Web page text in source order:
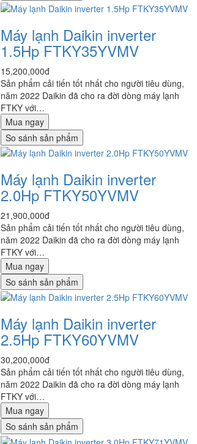
Máy lạnh Daikin inverter
1.5Hp FTKY35YVMV
15,200,000đ
Sản phẩm cải tiến tốt nhất cho người tiêu dùng,
năm 2022 Daikin đã cho ra đời dòng máy lạnh
FTKY với…
Mua ngay
So sánh sản phẩm
Máy lạnh Daikin inverter
2.0Hp FTKY50YVMV
21,900,000đ
Sản phẩm cải tiến tốt nhất cho người tiêu dùng,
năm 2022 Daikin đã cho ra đời dòng máy lạnh
FTKY với…
Mua ngay
So sánh sản phẩm
Máy lạnh Daikin inverter
2.5Hp FTKY60YVMV
30,200,000đ
Sản phẩm cải tiến tốt nhất cho người tiêu dùng,
năm 2022 Daikin đã cho ra đời dòng máy lạnh
FTKY với…
Mua ngay
So sánh sản phẩm